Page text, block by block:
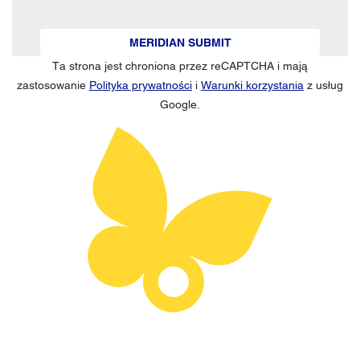
MERIDIAN SUBMIT
Ta strona jest chroniona przez reCAPTCHA i mają
zastosowanie Polityka prywatności i Warunki korzystania z usług
Google.